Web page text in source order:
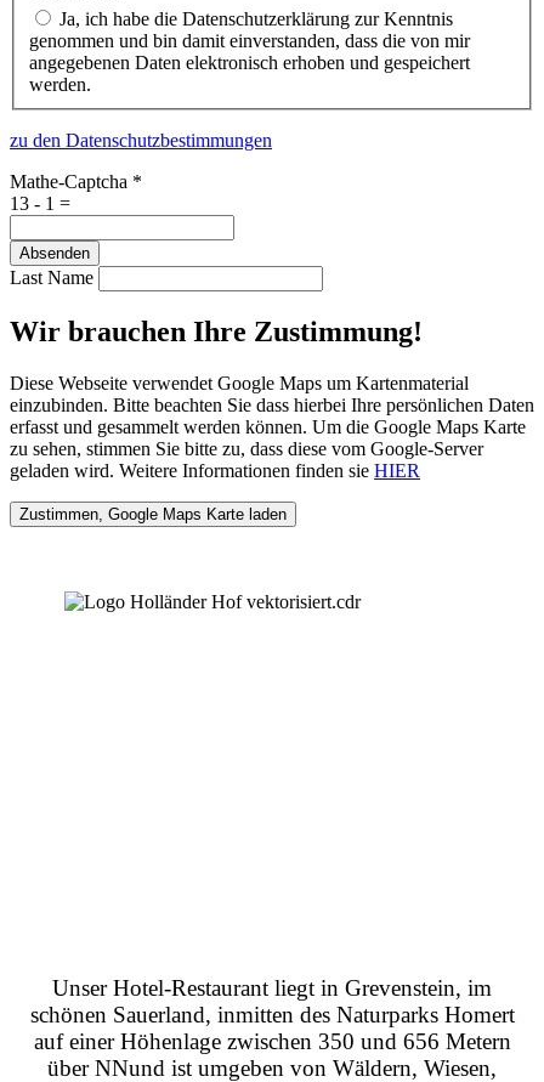
Ja, ich habe die Datenschutzerklärung zur Kenntnis
genommen und bin damit einverstanden, dass die von mir
angegebenen Daten elektronisch erhoben und gespeichert
werden.
zu den Datenschutzbestimmungen
Mathe-Captcha *
13 - 1 =
Absenden
Last Name
Wir brauchen Ihre Zustimmung!
Diese Webseite verwendet Google Maps um Kartenmaterial
einzubinden. Bitte beachten Sie dass hierbei Ihre persönlichen Daten
erfasst und gesammelt werden können. Um die Google Maps Karte
zu sehen, stimmen Sie bitte zu, dass diese vom Google-Server
geladen wird. Weitere Informationen finden sie HIER
Unser Hotel-Restaurant liegt in Grevenstein, im
schönen Sauerland, inmitten des Naturparks Homert
auf einer Höhenlage zwischen 350 und 656 Metern
über NNund ist umgeben von Wäldern, Wiesen,